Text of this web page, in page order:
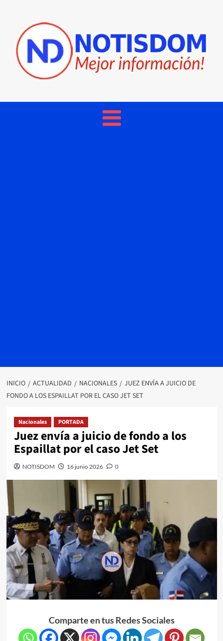
INICIO ACTUALIDAD NACIONALES
JUEZ ENVÍA A JUICIO DE
FONDO A LOS ESPAILLAT POR EL CASO JET SET
Nacionales PORTADA
Juez envía a juicio de fondo a los
Espaillat por el caso Jet Set
NOTISDOM 16 junio 2026 0
Comparte en tus Redes Sociales